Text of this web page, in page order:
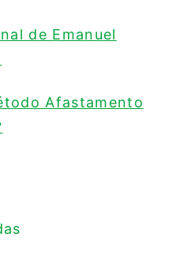
de Emanuel
Afastamento